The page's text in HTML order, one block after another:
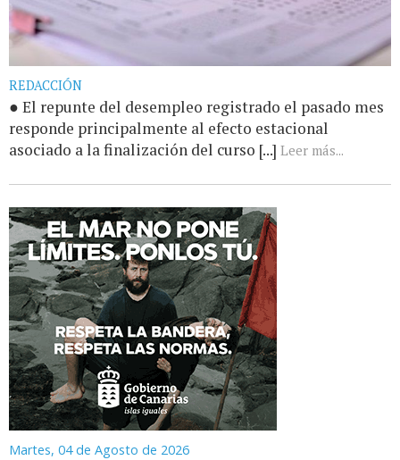
REDACCIÓN
● El repunte del desempleo registrado el pasado mes
responde principalmente al efecto estacional
asociado a la finalización del curso [...] Leer más...
Martes, 04 de Agosto de 2026